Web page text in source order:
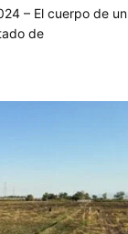
– El cuerpo de un
de